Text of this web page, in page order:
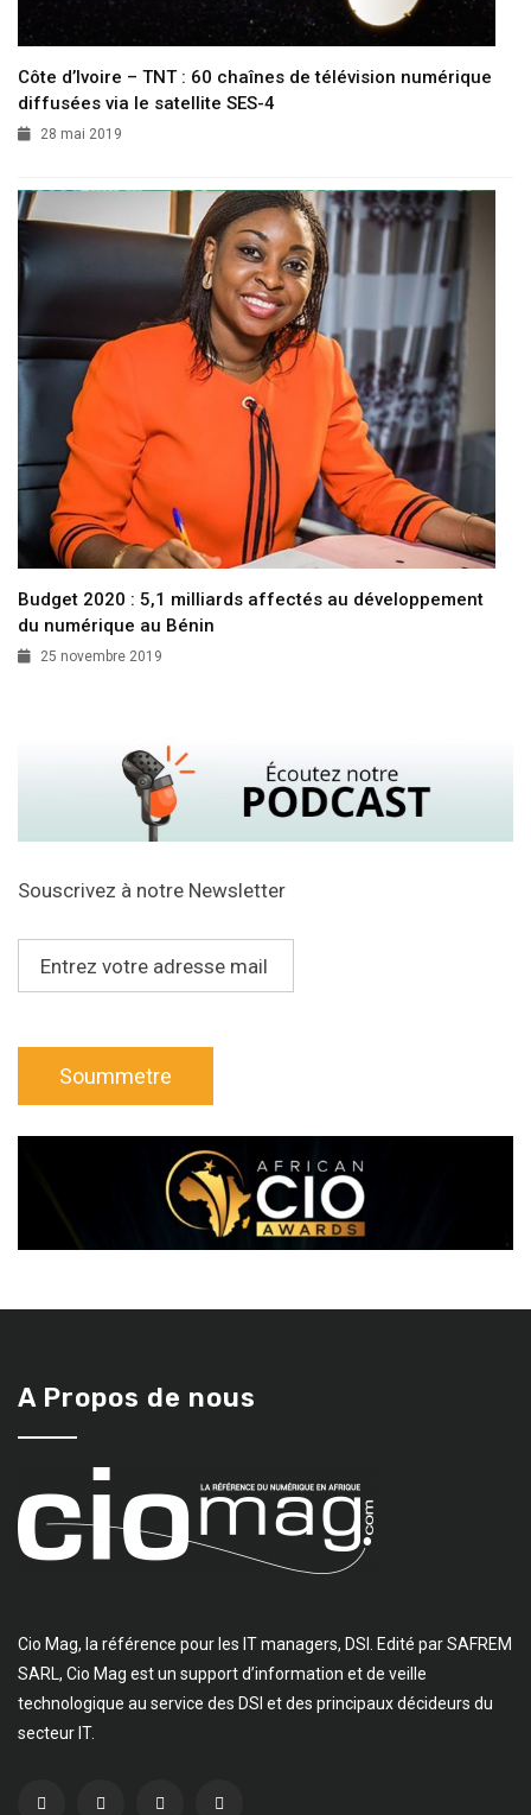
Côte d’Ivoire – TNT : 60 chaînes de télévision numérique
diffusées via le satellite SES-4
28 mai 2019
Budget 2020 : 5,1 milliards affectés au développement
du numérique au Bénin
25 novembre 2019
Souscrivez à notre Newsletter
A Propos de nous
Cio Mag, la référence pour les IT managers, DSI. Edité par SAFREM
SARL, Cio Mag est un support d’information et de veille
technologique au service des DSI et des principaux décideurs du
secteur IT.